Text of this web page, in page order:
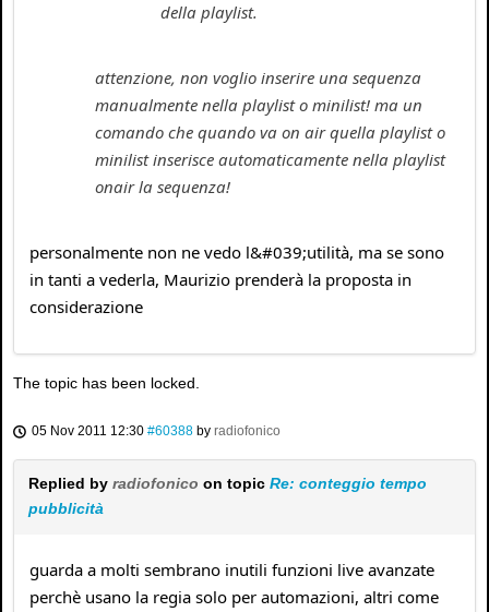
della playlist.
attenzione, non voglio inserire una sequenza
manualmente nella playlist o minilist! ma un
comando che quando va on air quella playlist o
minilist inserisce automaticamente nella playlist
onair la sequenza!
personalmente non ne vedo l&#039;utilità, ma se sono
in tanti a vederla, Maurizio prenderà la proposta in
considerazione
The topic has been locked.
05 Nov 2011 12:30 #60388 by radiofonico
Replied by radiofonico on topic Re: conteggio tempo
pubblicità
guarda a molti sembrano inutili funzioni live avanzate
perchè usano la regia solo per automazioni, altri come